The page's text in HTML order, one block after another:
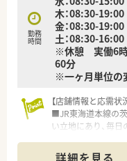
勤務
時間
木：08:30-19:00
金：08:30-19:00
土：08:30-16:00
※休憩 実働6時
60分
※一ヶ月単位の
【店舗情報と応需状
■JR東海道本線の
い立地にあり、毎日
中ですが、様々な